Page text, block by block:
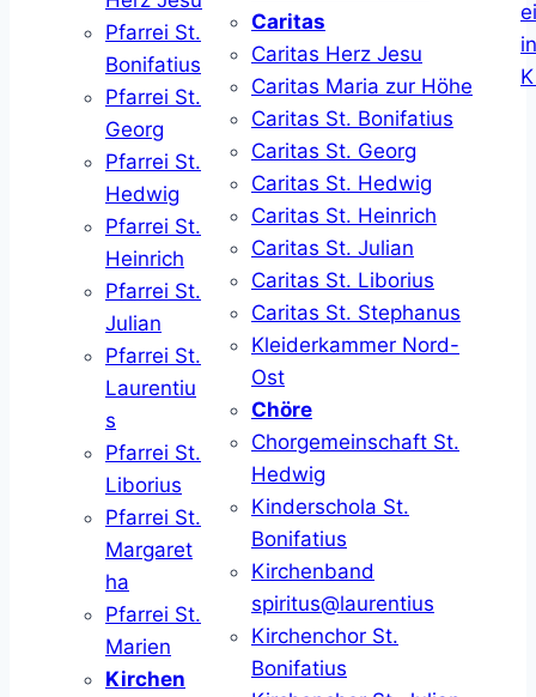
Pfarrei St.
Bonifatius
Pfarrei St.
Georg
Pfarrei St.
Hedwig
Pfarrei St.
Heinrich
Pfarrei St.
Julian
Pfarrei St.
Laurentiu
s
Pfarrei St.
Liborius
Pfarrei St.
Margaret
ha
Pfarrei St.
Marien
Kirchen
Caritas
Caritas Herz Jesu
Caritas Maria zur Höhe
Caritas St. Bonifatius
Caritas St. Georg
Caritas St. Hedwig
Caritas St. Heinrich
Caritas St. Julian
Caritas St. Liborius
Caritas St. Stephanus
Kleiderkammer Nord-
Ost
Chöre
Chorgemeinschaft St.
Hedwig
Kinderschola St.
Bonifatius
Kirchenband
spiritus@laurentius
Kirchenchor St.
Bonifatius